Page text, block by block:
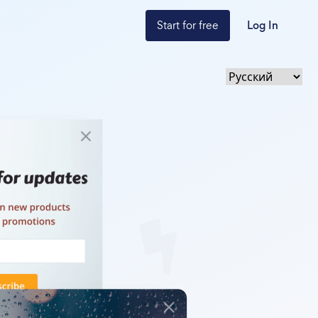
Start for free Log In